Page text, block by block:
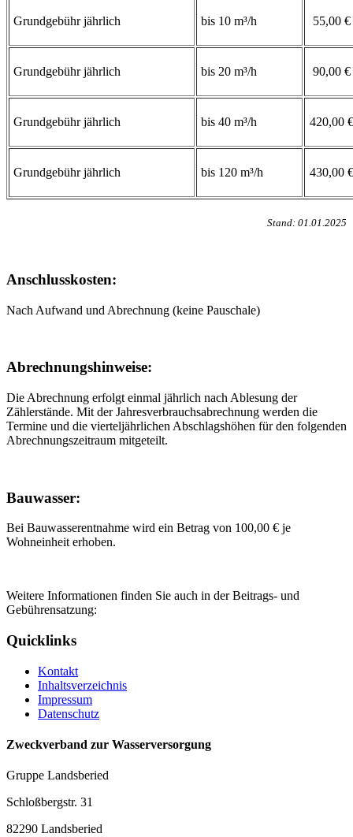
Grundgebühr jährlich bis 10 m³/h 55,00 €
Grundgebühr jährlich bis 20 m³/h 90,00 €
Grundgebühr jährlich bis 40 m³/h 420,00 €
Grundgebühr jährlich bis 120 m³/h 430,00 €
Stand: 01.01.2025
Anschlusskosten:
Nach Aufwand und Abrechnung (keine Pauschale)
Abrechnungshinweise:
Die Abrechnung erfolgt einmal jährlich nach Ablesung der
Zählerstände. Mit der Jahresverbrauchsabrechnung werden die
Termine und die vierteljährlichen Abschlagshöhen für den folgenden
Abrechnungszeitraum mitgeteilt.
Bauwasser:
Bei Bauwasserentnahme wird ein Betrag von 100,00 € je
Wohneinheit erhoben.
Weitere Informationen finden Sie auch in der Beitrags- und
Gebührensatzung:
Quicklinks
Kontakt
Inhaltsverzeichnis
Impressum
Datenschutz
Zweckverband zur Wasserversorgung
Gruppe Landsberied
Schloßbergstr. 31
82290 Landsberied